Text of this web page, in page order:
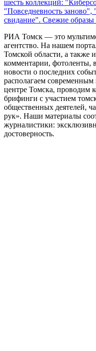
шесть коллекций:
"Повседневность
свидание". Свежие
РИА Томск — это
агентство. На нашем
Томской области, а также
комментарии, фотоленты,
новости о последних
располагаем
центре Томска, проводим
брифинги с участием
общественных деятелей,
рук». Наши материалы
журналистики:
достоверность.